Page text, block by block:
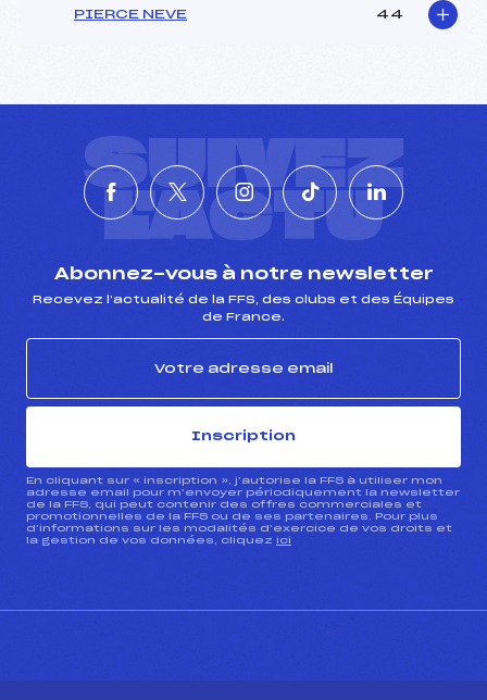
PIERCE NEVE 44
SUIVEZ
L'ACTU
Abonnez-vous à notre newsletter
Recevez l’actualité de la FFS, des clubs et des Équipes
de France.
Inscription
En cliquant sur « inscription », j’autorise la FFS à utiliser mon
adresse email pour m’envoyer périodiquement la newsletter
de la FFS, qui peut contenir des offres commerciales et
promotionnelles de la FFS ou de ses partenaires. Pour plus
d’informations sur les modalités d’exercice de vos droits et
la gestion de vos données, cliquez ici